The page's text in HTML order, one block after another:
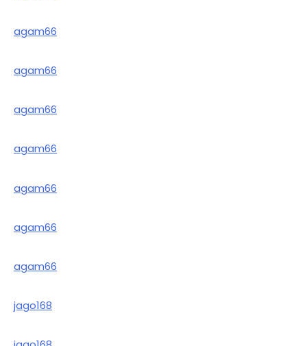
agam66
agam66
agam66
agam66
agam66
agam66
agam66
jago168